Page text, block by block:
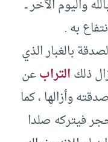
واليوم الآخر ــ
به .
بالغبار الذي
ذلكالترابعن
وأزالها ، كما
فيتركه صلدا